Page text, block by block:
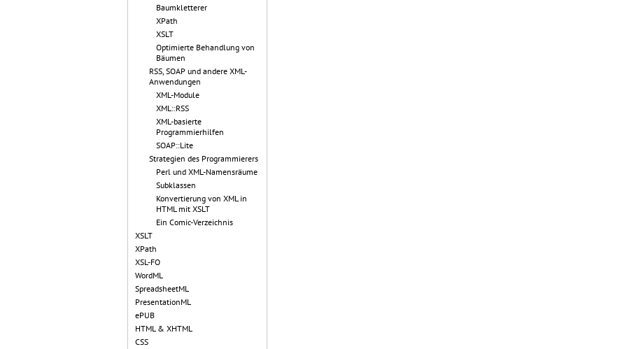
Baumkletterer
XPath
XSLT
Optimierte Behandlung von
Bäumen
RSS, SOAP und andere XML-
Anwendungen
XML-Module
XML::RSS
XML-basierte
Programmierhilfen
SOAP::Lite
Strategien des Programmierers
Perl und XML-Namensräume
Subklassen
Konvertierung von XML in
HTML mit XSLT
Ein Comic-Verzeichnis
XSLT
XPath
XSL-FO
WordML
SpreadsheetML
PresentationML
ePUB
HTML & XHTML
CSS